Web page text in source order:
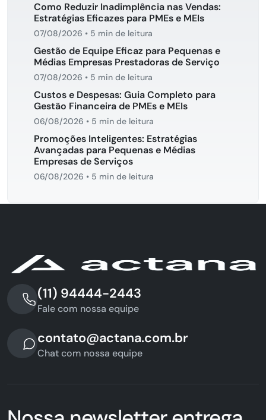
Como Reduzir Inadimplência nas Vendas:
Estratégias Eficazes para PMEs e MEIs
07/08/2026 • 5 min de leitura
Gestão de Equipe Eficaz para Pequenas e
Médias Empresas Prestadoras de Serviço
07/08/2026 • 5 min de leitura
Custos e Despesas: Guia Completo para
Gestão Financeira de PMEs e MEIs
06/08/2026 • 5 min de leitura
Promoções Inteligentes: Estratégias
Avançadas para Pequenas e Médias
Empresas de Serviços
06/08/2026 • 5 min de leitura
(11) 94444-2443
Fale com nossa equipe
contato@actana.com.br
Chat com nossa equipe